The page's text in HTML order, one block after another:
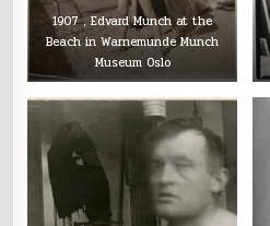
1907，Edvard Munch at the
Beach in Warnemunde Munch
Museum Oslo